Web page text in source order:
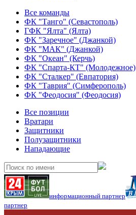
Все команды
ФК "Танго" (Севастополь)
ГФК "Ялта" (Ялта)
ФК "Заречное" (Джанкой)
ФК "МАК" (Джанкой)
ФК "Океан" (Керчь)
ФК "Спарта-КТ" (Молодежное)
ФК "Сталкер" (Евпатория)
ФК "Таврия" (Симферополь)
ФК "Феодосия" (Феодосия)
Все позиции
Вратари
Защитники
Полузащитники
Нападающие
информационный партнер
партнер